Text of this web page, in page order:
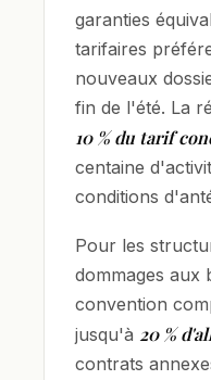
garanties
tarifaires
nouveaux
fin de l'été. La
10 % du tarif
centaine
conditions
Pour les
dommages aux
convention
jusqu'à 20 %
contrats